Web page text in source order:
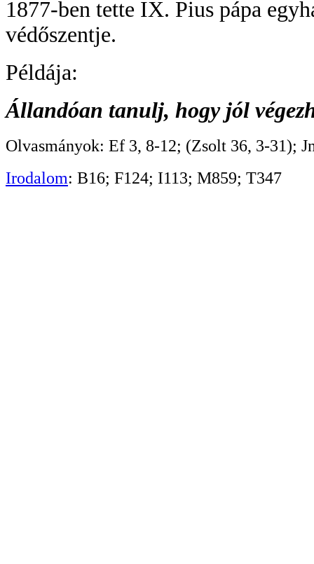
1877-ben tette IX. Pius pápa
védőszentje.
Példája:
Állandóan tanulj, hogy jól
Olvasmányok: Ef 3, 8-12; (Zsolt 36, 3-31);
Irodalom: B16; F124; I113; M859; T347